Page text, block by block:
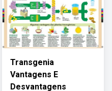
Transgenia
Vantagens E
Desvantagens